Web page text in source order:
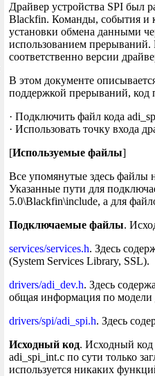
Драйвер устройства SPI был
Blackfin. Команды, события и
установки обмена данными
использованием прерываний.
соответственно версии
В этом документе
поддержкой прерываний, код
· Подключить файл кода
· Использовать точку входа
[Используемые файлы]
Все упомянутые здесь файлы
Указанные пути для
5.0\Blackfin\include, а для
Подключаемые файлы.
services/services.h. Здесь
(System Services Library, SSL).
drivers/adi_dev.h. Здесь
общая информация по модели
drivers/spi/adi_spi.h. Здесь
Исходный код. Исходный код
adi_spi_int.c по сути только
используется никаких